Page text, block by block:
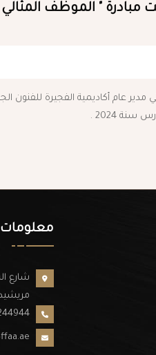
مبادرة " الموظف
عام أكاديمية الفجيرة للفنون
2024 .
معلومات
شارع